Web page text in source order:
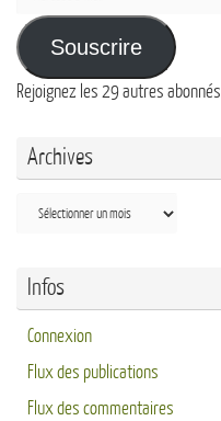
mail
Souscrire
Rejoignez les 29 autres abonnés
Archives
Archives
Infos
Connexion
Flux des publications
Flux des commentaires